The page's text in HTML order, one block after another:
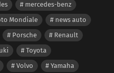
mercedes-benz
Mondiale
news auto
Porsche
Renault
Toyota
Volvo Yamaha